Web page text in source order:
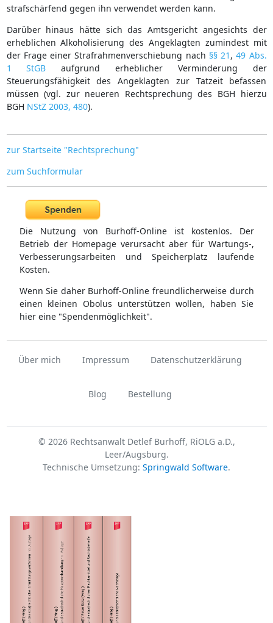
strafschärfend gegen ihn verwendet werden kann.
Darüber hinaus hätte sich das Amtsgericht angesichts der
erheblichen Alkoholisierung des Angeklagten zumindest mit
der Frage einer Strafrahmenverschiebung nach §§ 21 ,49 Abs.
1 StGB aufgrund erheblicher Verminderung der
Steuerungsfähigkeit des Angeklagten zur Tatzeit befassen
müssen (vgl. zur neueren Rechtsprechung des BGH hierzu
BGH NStZ 2003, 480).
zur Startseite "Rechtsprechung"
zum Suchformular
Die Nutzung von Burhoff-Online ist kostenlos. Der
Betrieb der Homepage verursacht aber für Wartungs-,
Verbesserungsarbeiten und Speicherplatz laufende
Kosten.
Wenn Sie daher Burhoff-Online freundlicherweise durch
einen kleinen Obolus unterstützen wollen, haben Sie
hier eine "Spendenmöglichkeit".
Über mich Impressum Datenschutzerklärung
Blog Bestellung
© 2026 Rechtsanwalt Detlef Burhoff, RiOLG a.D.,
Leer/Augsburg.
Technische Umsetzung: Springwald Software.